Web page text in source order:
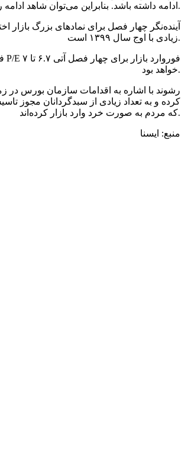
ادامه داشته باشد. بنابراین می‌توان شاهد ادامه روند صعودی در بازار سرمایه باشیم.
زیادی با اوج سال ۱۳۹۹ است.
خواهد بود.
رشوند با اشاره به اقدامات سازمان بورس
کرده و به تعداد زیادی از سبدگردانان مجوز
که مردم به صورت خرد وارد بازار کرده‌اند.
منبع: ایسنا